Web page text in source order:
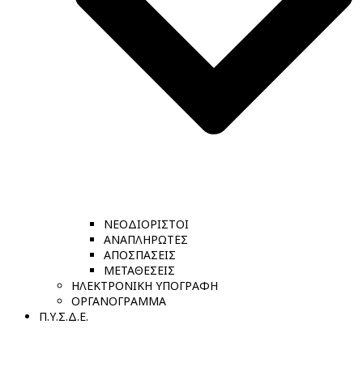
ΝΕΟΔΙΟΡΙΣΤΟΙ
ΑΝΑΠΛΗΡΩΤΕΣ
ΑΠΟΣΠΑΣΕΙΣ
ΜΕΤΑΘΕΣΕΙΣ
ΗΛΕΚΤΡΟΝΙΚΗ ΥΠΟΓΡΑΦΗ
ΟΡΓΑΝΟΓΡΑΜΜΑ
Π.Υ.Σ.Δ.Ε.